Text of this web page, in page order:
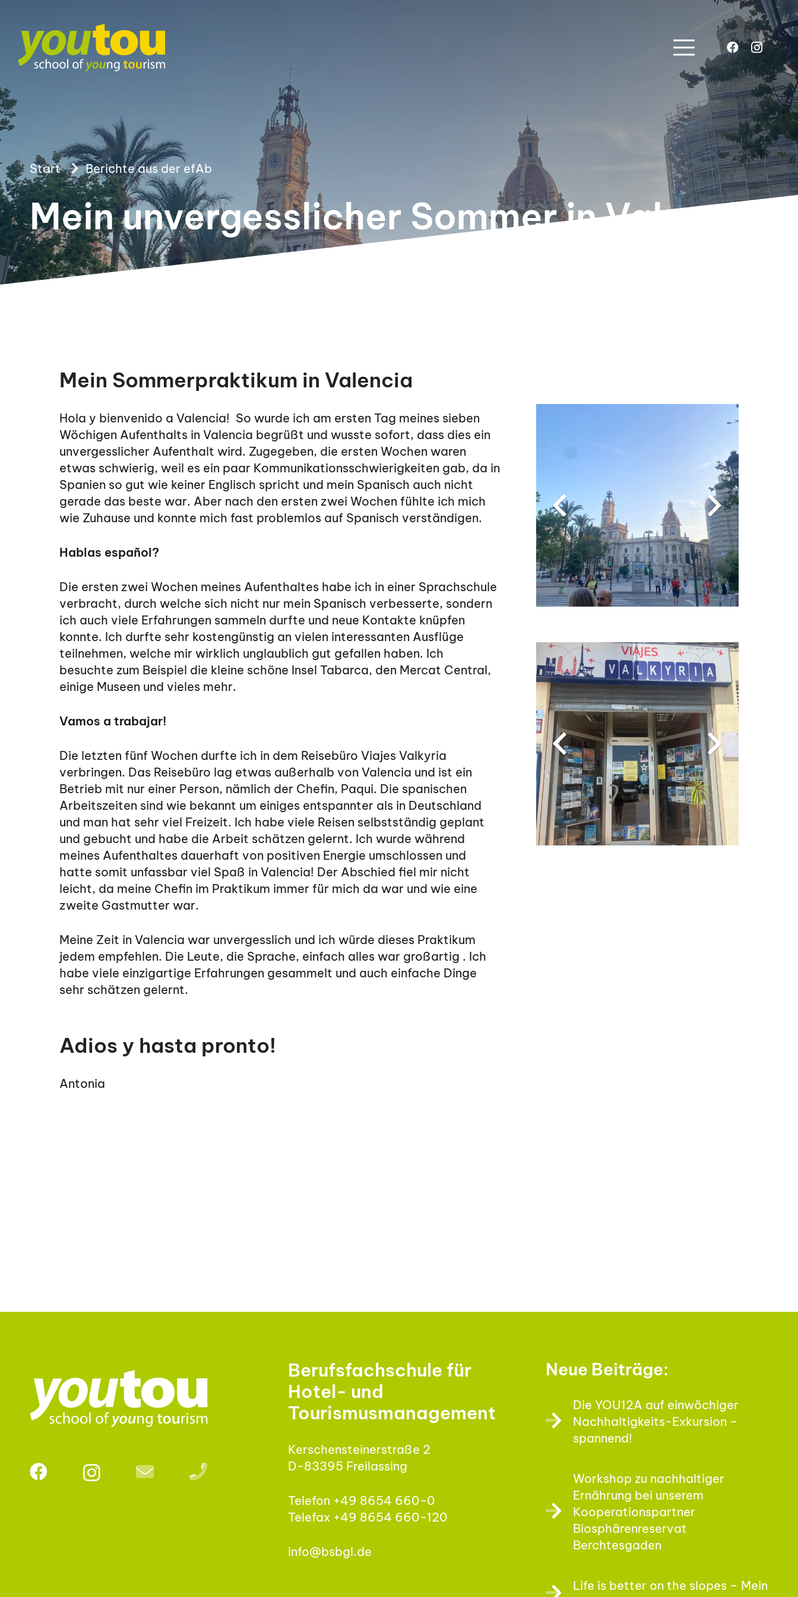
Start Berichte aus der efAb
Mein unvergesslicher Sommer in Valencia
Mein Sommerpraktikum in Valencia
Hola y bienvenido a Valencia! So wurde ich am ersten Tag meines sieben
Wöchigen Aufenthalts in Valencia begrüßt und wusste sofort, dass dies ein
unvergesslicher Aufenthalt wird. Zugegeben, die ersten Wochen waren
etwas schwierig, weil es ein paar Kommunikationsschwierigkeiten gab, da in
Spanien so gut wie keiner Englisch spricht und mein Spanisch auch nicht
gerade das beste war. Aber nach den ersten zwei Wochen fühlte ich mich
wie Zuhause und konnte mich fast problemlos auf Spanisch verständigen.
Hablas español?
Die ersten zwei Wochen meines Aufenthaltes habe ich in einer Sprachschule
verbracht, durch welche sich nicht nur mein Spanisch verbesserte, sondern
ich auch viele Erfahrungen sammeln durfte und neue Kontakte knüpfen
konnte. Ich durfte sehr kostengünstig an vielen interessanten Ausflüge
teilnehmen, welche mir wirklich unglaublich gut gefallen haben. Ich
besuchte zum Beispiel die kleine schöne Insel Tabarca, den Mercat Central,
einige Museen und vieles mehr.
Vamos a trabajar!
Die letzten fünf Wochen durfte ich in dem Reisebüro Viajes Valkyria
verbringen. Das Reisebüro lag etwas außerhalb von Valencia und ist ein
Betrieb mit nur einer Person, nämlich der Chefin, Paqui. Die spanischen
Arbeitszeiten sind wie bekannt um einiges entspannter als in Deutschland
und man hat sehr viel Freizeit. Ich habe viele Reisen selbstständig geplant
und gebucht und habe die Arbeit schätzen gelernt. Ich wurde während
meines Aufenthaltes dauerhaft von positiven Energie umschlossen und
hatte somit unfassbar viel Spaß in Valencia! Der Abschied fiel mir nicht
leicht, da meine Chefin im Praktikum immer für mich da war und wie eine
zweite Gastmutter war.
Meine Zeit in Valencia war unvergesslich und ich würde dieses Praktikum
jedem empfehlen. Die Leute, die Sprache, einfach alles war großartig . Ich
habe viele einzigartige Erfahrungen gesammelt und auch einfache Dinge
sehr schätzen gelernt.
Adios y hasta pronto!
Antonia
Berufsfachschule für
Hotel- und
Tourismusmanagement
Kerschensteinerstraße 2
D-83395 Freilassing
Telefon +49 8654 660-0
Telefax +49 8654 660-120
info@bsbgl.de
Neue Beiträge:
Die YOU12A auf einwöchiger
Nachhaltigkeits-Exkursion –
spannend!
Workshop zu nachhaltiger
Ernährung bei unserem
Kooperationspartner
Biosphärenreservat
Berchtesgaden
Life is better on the slopes – Mein